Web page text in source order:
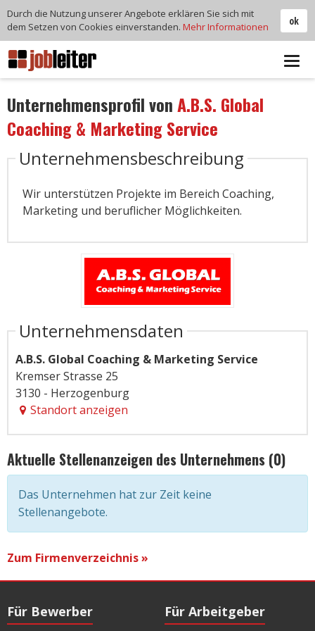
Unternehmensprofil vonA.B.S. Global
Coaching & Marketing Service
Unternehmensbeschreibung
Wir unterstützen Projekte im Bereich Coaching,
Marketing und beruflicher Möglichkeiten.
Unternehmensdaten
A.B.S. Global Coaching & Marketing Service
Kremser Strasse 25
3130 - Herzogenburg
Standort anzeigen
Aktuelle Stellenanzeigen des Unternehmens (0)
Das Unternehmen hat zur Zeit keine
Stellenangebote.
Zum Firmenverzeichnis »
Für Bewerber Für Arbeitgeber
ok
Durch die Nutzung unserer Angebote erklären Sie sich mit
dem Setzen von Cookies einverstanden. Mehr Informationen